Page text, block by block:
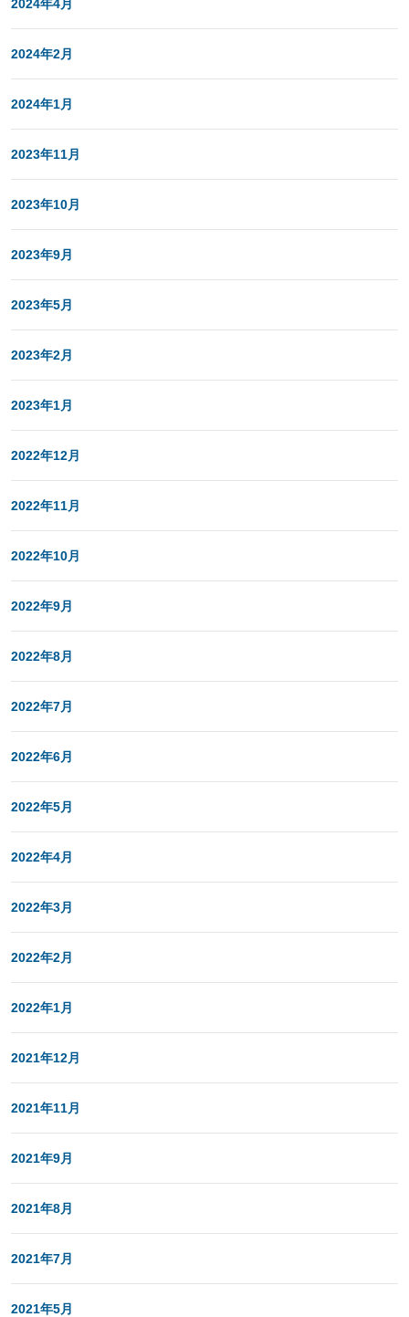
2024年4月
2024年2月
2024年1月
2023年11月
2023年10月
2023年9月
2023年5月
2023年2月
2023年1月
2022年12月
2022年11月
2022年10月
2022年9月
2022年8月
2022年7月
2022年6月
2022年5月
2022年4月
2022年3月
2022年2月
2022年1月
2021年12月
2021年11月
2021年9月
2021年8月
2021年7月
2021年5月